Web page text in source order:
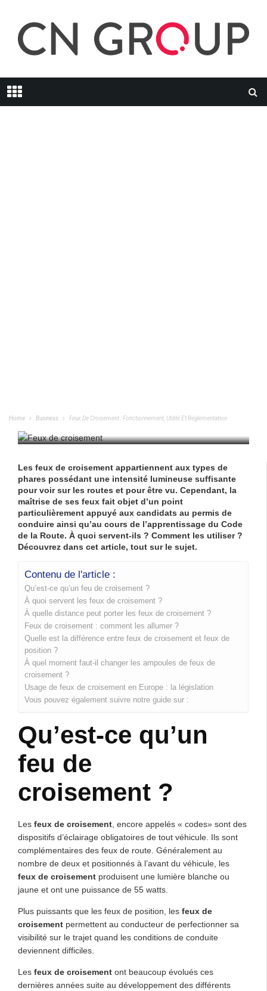
Home Business Feux De Croisement : Fonctionnement, Utilité Et Réglementation
Les feux de croisement appartiennent aux types de
phares possédant une intensité lumineuse suffisante
pour voir sur les routes et pour être vu. Cependant, la
maîtrise de ses feux fait objet d’un point
particulièrement appuyé aux candidats au permis de
conduire ainsi qu’au cours de l’apprentissage du Code
de la Route. À quoi servent-ils ? Comment les utiliser ?
Découvrez dans cet article, tout sur le sujet.
Contenu de l'article :
Qu’est-ce qu’un feu de croisement ?
À quoi servent les feux de croisement ?
À quelle distance peut porter les feux de croisement ?
Feux de croisement : comment les allumer ?
Quelle est la différence entre feux de croisement et feux de
position ?
À quel moment faut-il changer les ampoules de feux de
croisement ?
Usage de feux de croisement en Europe : la législation
Vous pouvez également suivre notre guide sur :
Qu’est-ce qu’un
feu de
croisement ?
Les feux de croisement, encore appelés « codes» sont des
dispositifs d’éclairage obligatoires de tout véhicule. Ils sont
complémentaires des feux de route. Généralement au
nombre de deux et positionnés à l’avant du véhicule, les
feux de croisement produisent une lumière blanche ou
jaune et ont une puissance de 55 watts.
Plus puissants que les feux de position, les feux de
croisement permettent au conducteur de perfectionner sa
visibilité sur le trajet quand les conditions de conduite
deviennent difficiles.
Les feux de croisement ont beaucoup évolués ces
dernières années suite au développement des différents